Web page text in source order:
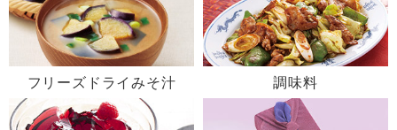
フリーズドライみそ汁 調味料